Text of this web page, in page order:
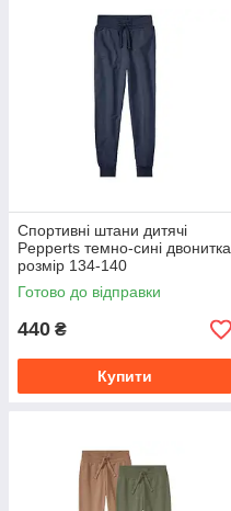
Спортивні штани дитячі
Pepperts темно-сині двонитка
розмір 134-140
Готово до відправки
440 ₴
Купити